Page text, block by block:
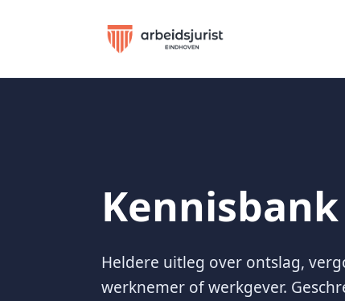
Heldere uitleg over ontslag,
werknemer of werkgever.